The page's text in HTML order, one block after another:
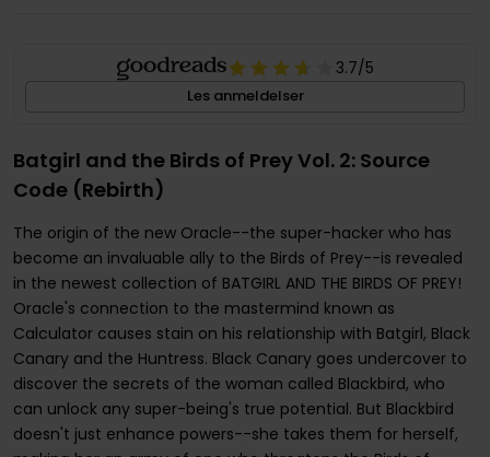
3.7/5
Les anmeldelser
Batgirl and the Birds of Prey Vol. 2: Source
Code (Rebirth)
The origin of the new Oracle--the super-hacker who has
become an invaluable ally to the Birds of Prey--is revealed
in the newest collection of BATGIRL AND THE BIRDS OF PREY!
Oracle's connection to the mastermind known as
Calculator causes stain on his relationship with Batgirl, Black
Canary and the Huntress. Black Canary goes undercover to
discover the secrets of the woman called Blackbird, who
can unlock any super-being's true potential. But Blackbird
doesn't just enhance powers--she takes them for herself,